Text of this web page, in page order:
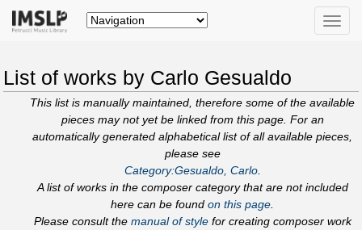
Toggle
List of works by Carlo Gesualdo
This list is manually maintained, therefore some of the available
pieces may not yet be linked from this page. For an
automatically generated alphabetical list of all available pieces,
please see
Category:Gesualdo, Carlo.
A list of works in the composer category that are not included
here can be foundon this page
Please consult the manual of stylefor creating composer work